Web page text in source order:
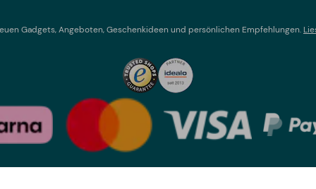
Gadgets, Angeboten, Geschenkideen und persönlichen Empfehlungen.